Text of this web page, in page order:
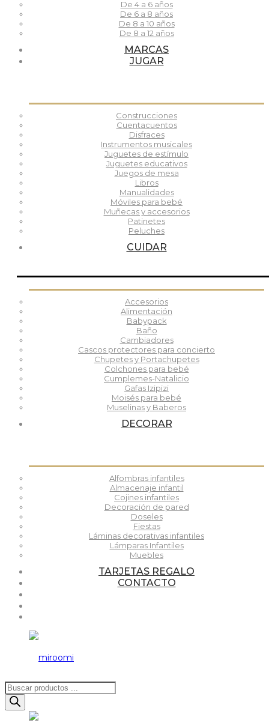
De 4 a 6 años
De 6 a 8 años
De 8 a 10 años
De 8 a 12 años
MARCAS
JUGAR
Construcciones
Cuentacuentos
Disfraces
Instrumentos musicales
Juguetes de estímulo
Juguetes educativos
Juegos de mesa
Libros
Manualidades
Móviles para bebé
Muñecas y accesorios
Patinetes
Peluches
CUIDAR
Accesorios
Alimentación
Babypack
Baño
Cambiadores
Cascos protectores para concierto
Chupetes y Portachupetes
Colchones para bebé
Cumplemes-Natalicio
Gafas Izipizi
Moisés para bebé
Muselinas y Baberos
DECORAR
Alfombras infantiles
Almacenaje infantil
Cojines infantiles
Decoración de pared
Doseles
Fiestas
Láminas decorativas infantiles
Lámparas Infantiles
Muebles
TARJETAS REGALO
CONTACTO
Búsqueda
de
productos